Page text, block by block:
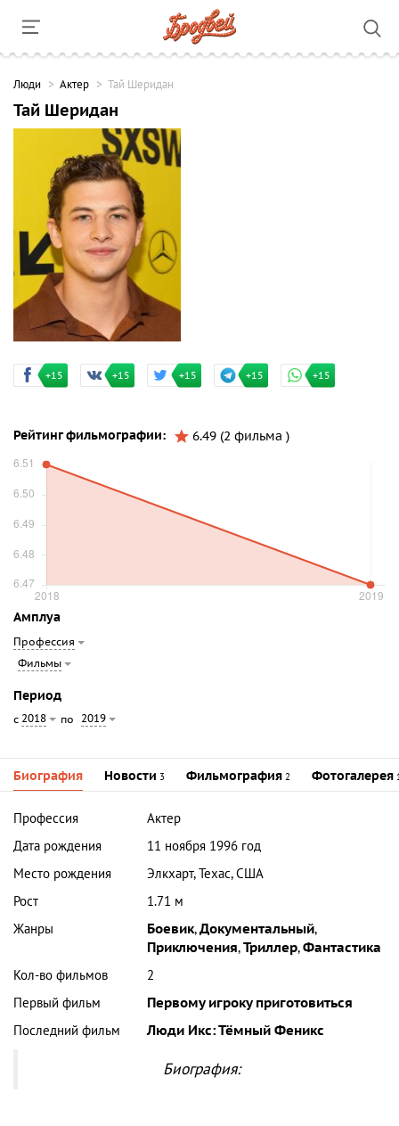
Люди Актер Тай Шеридан
Тай Шеридан
+15 +15 +15 +15 +15
Рейтинг фильмографии: 6.49 (2 фильма )
Амплуа
Профессия
Фильмы
Период
с 2018 по 2019
Биография Новости 3 Фильмография 2 Фотогалерея
Профессия
Актер
Дата рождения
11 ноября 1996 год
Место рождения
Элкхарт, Техас, США
Рост
1.71 м
Жанры
Боевик,Документальный,
Приключения,Триллер,Фантастика
Кол-во фильмов
2
Первый фильм
Первому игроку приготовиться
Последний фильм
Люди Икс: Тёмный Феникс
Биография: